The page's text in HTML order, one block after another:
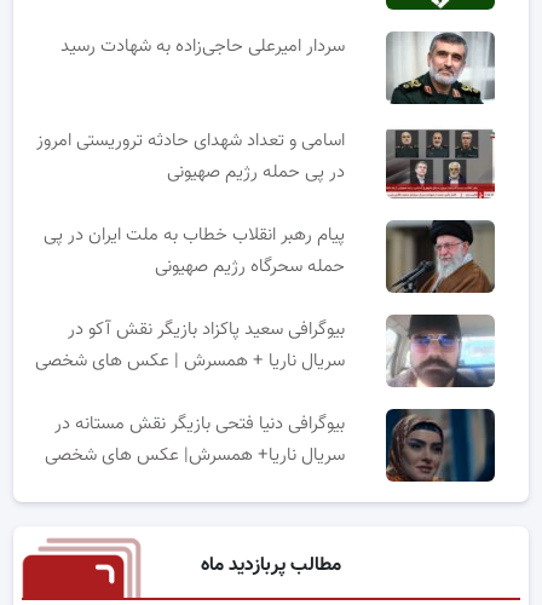
سردار امیرعلی حاجی‌زاده به شهادت رسید
اسامی و تعداد شهدای حادثه تروریستی امروز
در پی حمله رژیم صهیونی
پیام رهبر انقلاب خطاب به ملت ایران در پی
حمله سحرگاه رژیم صهیونی
بیوگرافی سعید پاکزاد بازیگر نقش آکو در
سریال ناریا + همسرش | عکس های شخصی
بیوگرافی دنیا فتحی بازیگر نقش مستانه در
سریال ناریا+ همسرش| عکس های شخصی
مطالب پربازدید ماه